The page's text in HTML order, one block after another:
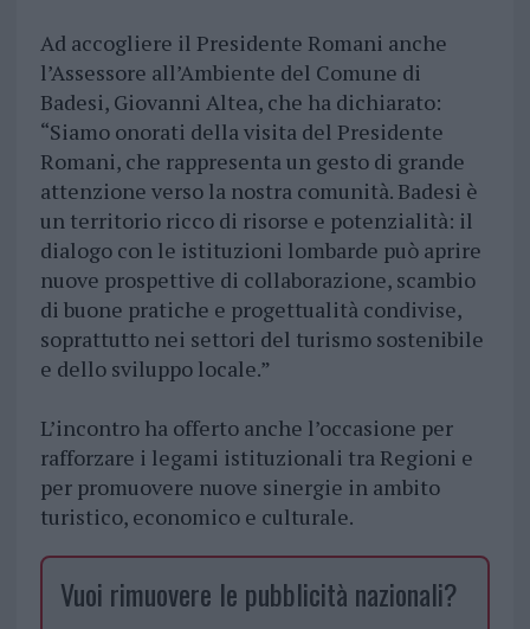
Ad accogliere il Presidente Romani anche
l’Assessore all’Ambiente del Comune di
Badesi, Giovanni Altea, che ha dichiarato:
“Siamo onorati della visita del Presidente
Romani, che rappresenta un gesto di grande
attenzione verso la nostra comunità. Badesi è
un territorio ricco di risorse e potenzialità: il
dialogo con le istituzioni lombarde può aprire
nuove prospettive di collaborazione, scambio
di buone pratiche e progettualità condivise,
soprattutto nei settori del turismo sostenibile
e dello sviluppo locale.”
L’incontro ha offerto anche l’occasione per
rafforzare i legami istituzionali tra Regioni e
per promuovere nuove sinergie in ambito
turistico, economico e culturale.
Vuoi rimuovere le pubblicità nazionali?